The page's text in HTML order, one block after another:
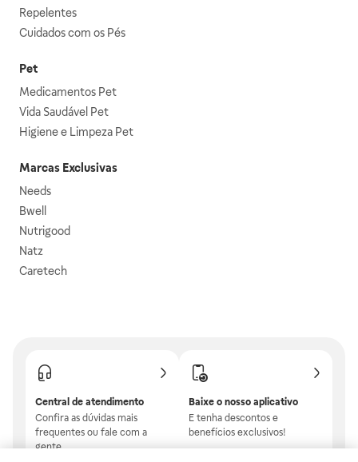
Repelentes
Cuidados com os Pés
Pet
Medicamentos Pet
Vida Saudável Pet
Higiene e Limpeza Pet
Marcas Exclusivas
Needs
Bwell
Nutrigood
Natz
Caretech
Central de atendimento
Confira as dúvidas mais
frequentes ou fale com a
gente.
Baixe o nosso aplicativo
E tenha descontos e
benefícios exclusivos!